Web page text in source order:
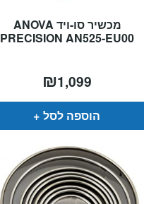
מכשיר סו-ויד ANOVA
PRECISION AN525-EU00
₪1,099
הוספה לסל